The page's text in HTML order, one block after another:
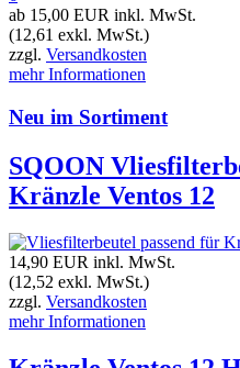
ab 15,00 EUR inkl. MwSt.
(12,61 exkl. MwSt.)
zzgl. Versandkosten
mehr Informationen
Neu im Sortiment
SQOON
Kränzle Ventos 12
14,90 EUR inkl. MwSt.
(12,52 exkl. MwSt.)
zzgl. Versandkosten
mehr Informationen